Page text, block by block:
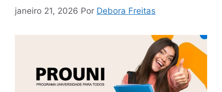
janeiro 21, 2026 Por Debora Freitas